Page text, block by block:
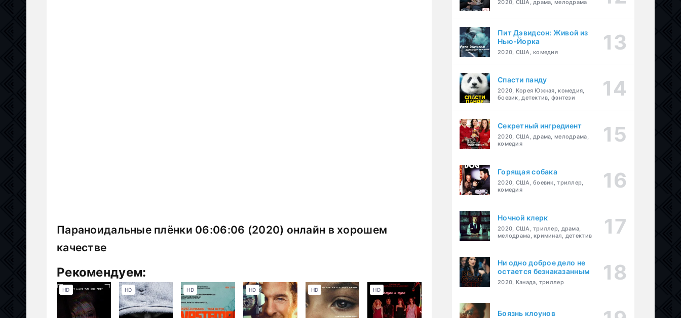
Параноидальные плёнки 06:06:06 (2020) онлайн в хорошем
качестве
Рекомендуем:
HD HD HD HD HD HD
2020, США, драма, мелодрама
Пит Дэвидсон: Живой из
Нью-Йорка
2020, США, комедия
Спасти панду
2020, Корея Южная, комедия,
боевик, детектив, фэнтези
Секретный ингредиент
2020, США, драма, мелодрама,
комедия
Горящая собака
2020, США, боевик, триллер,
комедия
Ночной клерк
2020, США, триллер, драма,
мелодрама, криминал, детектив
Ни одно доброе дело не
остается безнаказанным
2020, Канада, триллер
Боязнь клоунов